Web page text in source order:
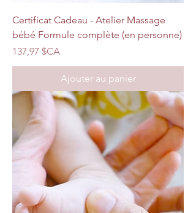
Certificat Cadeau - Atelier Massage
bébé Formule complète (en personne)
Prix
137,97 $CA
Ajouter au panier